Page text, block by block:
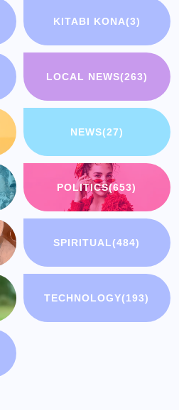
KITABI KONA(3)
LOCAL NEWS(263)
NEWS(27)
POLITICS(653)
SPIRITUAL(484)
TECHNOLOGY(193)